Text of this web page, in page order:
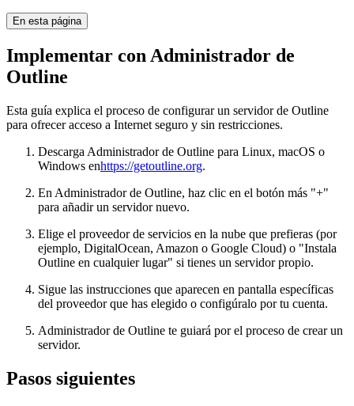
En esta página
Implementar con Administrador de
Outline
Esta guía explica el proceso de configurar un servidor de Outline
para ofrecer acceso a Internet seguro y sin restricciones.
Descarga Administrador de Outline para Linux, macOS o
Windows enhttps://getoutline.org.
En Administrador de Outline, haz clic en el botón más "+"
para añadir un servidor nuevo.
Elige el proveedor de servicios en la nube que prefieras (por
ejemplo, DigitalOcean, Amazon o Google Cloud) o "Instala
Outline en cualquier lugar" si tienes un servidor propio.
Sigue las instrucciones que aparecen en pantalla específicas
del proveedor que has elegido o configúralo por tu cuenta.
Administrador de Outline te guiará por el proceso de crear un
servidor.
Pasos siguientes